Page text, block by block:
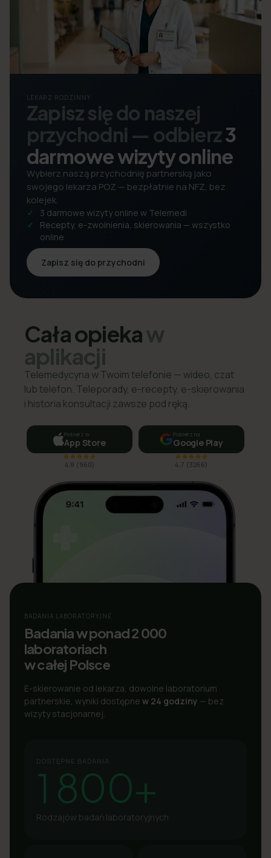
LEKARZ RODZINNY
Zapisz się do naszej
przychodni — odbierz3
darmowe wizyty online
Wybierz naszą przychodnię partnerską jako
swojego lekarza POZ — bezpłatnie na NFZ, bez
kolejek.
3 darmowe wizyty online w Telemedi
Recepty, e-zwolnienia, skierowania — wszystko
online
Zapisz się do przychodni
Cała opiekaw
aplikacji
Telemedycyna w Twoim telefonie — wideo, czat
lub telefon. Teleporady, e-recepty, e-skierowania
i historia konsultacji zawsze pod ręką.
Pobierz w
App Store
4,8 ( 960)
Pobierz na
Google Play
4,7 (3266)
BADANIA LABORATORYJNE
Badania w ponad 2 000
laboratoriach
w całej Polsce
E-skierowanie od lekarza, dowolne laboratorium
partnerskie, wyniki dostępne w 24 godziny — bez
wizyty stacjonarnej.
DOSTĘPNE BADANIA
1 800+
Rodzajów badań laboratoryjnych